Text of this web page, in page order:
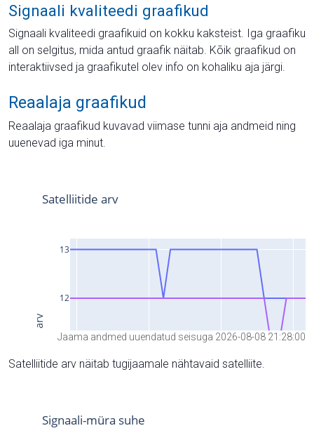
Signaali kvaliteedi graafikud
Signaali kvaliteedi graafikuid on kokku kaksteist. Iga graafiku
all on selgitus, mida antud graafik näitab. Kõik graafikud on
interaktiivsed ja graafikutel olev info on kohaliku aja järgi.
Reaalaja graafikud
Reaalaja graafikud kuvavad viimase tunni aja andmeid ning
uuenevad iga minut.
Jaama andmed uuendatud seisuga 2026-08-08 21:28:00
Satelliitide arv näitab tugijaamale nähtavaid satelliite.